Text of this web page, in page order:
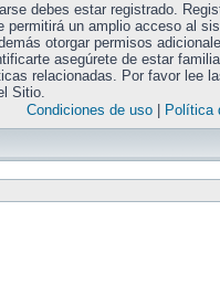
debes estar registrado.
permitirá un amplio acceso al
otorgar permisos
asegúrete de estar
relacionadas. Por favor lee
Sitio.
Condiciones de uso| Política